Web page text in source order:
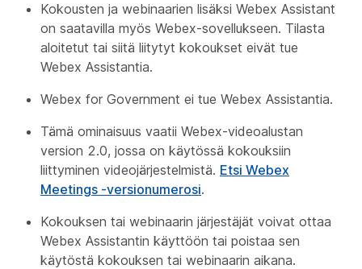
Kokousten ja webinaarien lisäksi Webex Assistant
on saatavilla myös Webex-sovellukseen. Tilasta
aloitetut tai siitä liitytyt kokoukset eivät tue
Webex Assistantia.
Webex for Government ei tue Webex Assistantia.
Tämä ominaisuus vaatii Webex-videoalustan
version 2.0, jossa on käytössä kokouksiin
liittyminen videojärjestelmistä. Etsi Webex
Meetings -versionumerosi.
Kokouksen tai webinaarin järjestäjät voivat ottaa
Webex Assistantin käyttöön tai poistaa sen
käytöstä kokouksen tai webinaarin aikana.